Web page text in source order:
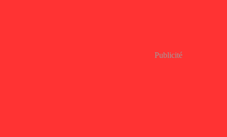
Publicité